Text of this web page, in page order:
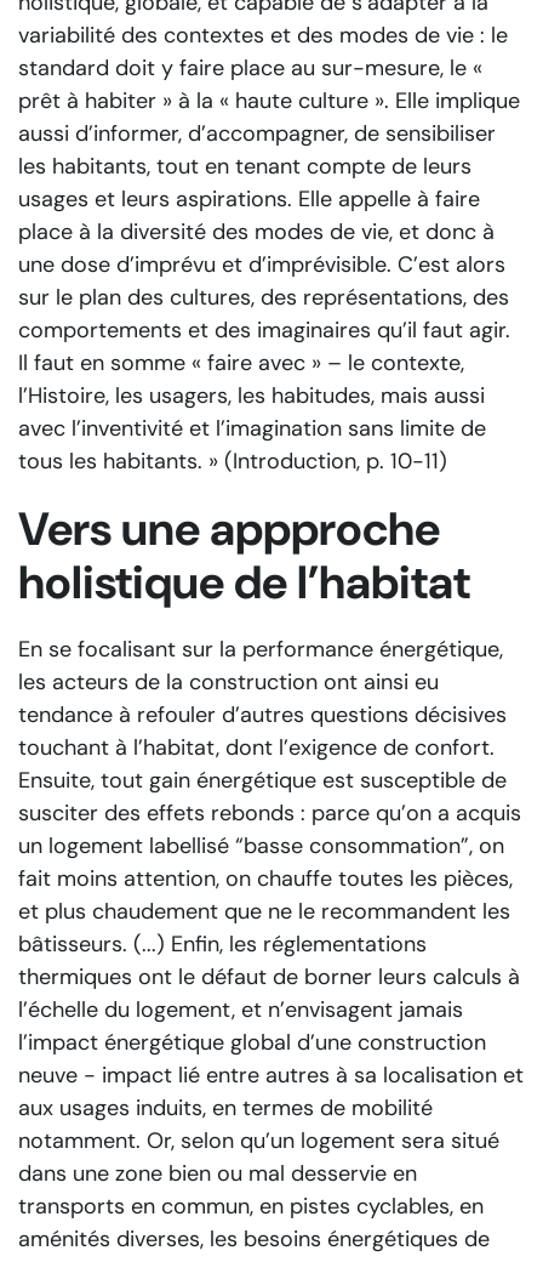
variabilité des contextes et des modes de vie : le
standard doit y faire place au sur-mesure, le «
prêt à habiter » à la « haute culture ». Elle implique
aussi d’informer, d’accompagner, de sensibiliser
les habitants, tout en tenant compte de leurs
usages et leurs aspirations. Elle appelle à faire
place à la diversité des modes de vie, et donc à
une dose d’imprévu et d’imprévisible. C’est alors
sur le plan des cultures, des représentations, des
comportements et des imaginaires qu’il faut agir.
Il faut en somme « faire avec » – le contexte,
l’Histoire, les usagers, les habitudes, mais aussi
avec l’inventivité et l’imagination sans limite de
tous les habitants. » (Introduction, p. 10-11)
Vers une appproche
holistique de l’habitat
En se focalisant sur la performance énergétique,
les acteurs de la construction ont ainsi eu
tendance à refouler d’autres questions décisives
touchant à l’habitat, dont l’exigence de confort.
Ensuite, tout gain énergétique est susceptible de
susciter des effets rebonds : parce qu’on a acquis
un logement labellisé “basse consommation”, on
fait moins attention, on chauffe toutes les pièces,
et plus chaudement que ne le recommandent les
bâtisseurs. (...) Enfin, les réglementations
thermiques ont le défaut de borner leurs calculs à
l’échelle du logement, et n’envisagent jamais
l’impact énergétique global d’une construction
neuve - impact lié entre autres à sa localisation et
aux usages induits, en termes de mobilité
notamment. Or, selon qu’un logement sera situé
dans une zone bien ou mal desservie en
transports en commun, en pistes cyclables, en
aménités diverses, les besoins énergétiques de